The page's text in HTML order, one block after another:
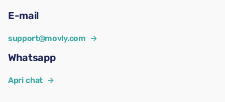
E-mail
support@movly.com →
Whatsapp
Apri chat →